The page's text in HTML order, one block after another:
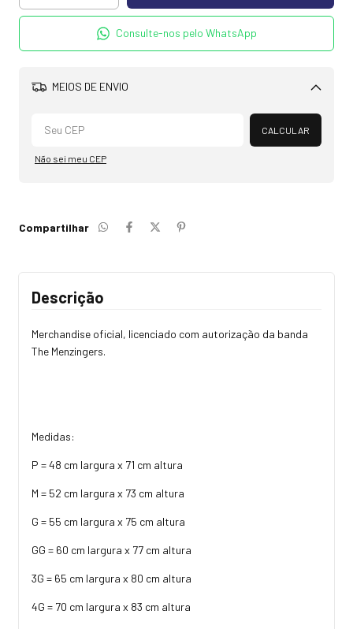
Consulte-nos pelo WhatsApp
MEIOS DE ENVIO
Alterar CEP
CALCULAR
Não sei meu CEP
Compartilhar
Descrição
Merchandise oficial, licenciado com autorização da banda
The Menzingers.
Medidas:
P = 48 cm largura x 71 cm altura
M = 52 cm largura x 73 cm altura
G = 55 cm largura x 75 cm altura
GG = 60 cm largura x 77 cm altura
3G = 65 cm largura x 80 cm altura
4G = 70 cm largura x 83 cm altura